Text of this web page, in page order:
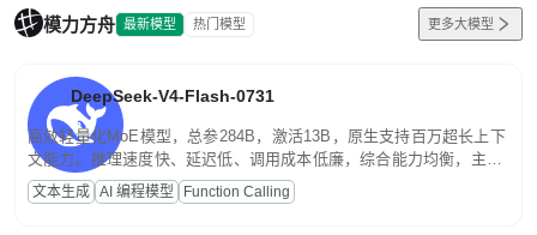
模力方舟 最新模型 热门模型 更多大模型
DeepSeek-V4-Flash-0731
高效轻量化MoE模型，总参284B，激活13B，原生支持百万超长上下
文能力。推理速度快、延迟低、调用成本低廉，综合能力均衡，主打
高并发、轻量化任务，适合日常对话、内容创作、基础 RAG、批量
文案处理等普惠刚需场景。
文本生成 AI 编程模型 Function Calling